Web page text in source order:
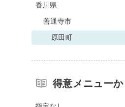
香川県
善通寺市
原田町
得意メニュー